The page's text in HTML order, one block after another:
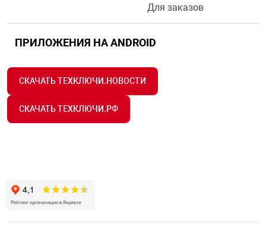
Для заказов
ПРИЛОЖЕНИЯ НА ANDROID
СКАЧАТЬ ТЕХКЛЮЧИ.НОВОСТИ
СКАЧАТЬ ТЕХКЛЮЧИ.РФ